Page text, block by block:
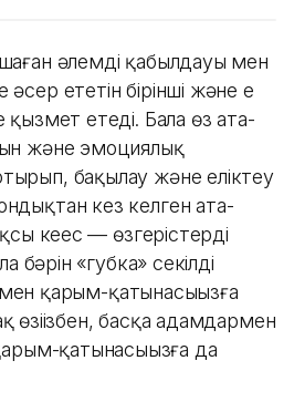
әлемді қабылдауы мен
ететін бірінші және ең
қызмет етеді. Бала өз ата-
және эмоциялық
бақылау және еліктеу
кез келген ата-
кеңес — өзгерістерді
бәрін «губка» секілді
қарым-қатынасыңызға
өзіңізбен, басқа адамдармен
қатынасыңызға да